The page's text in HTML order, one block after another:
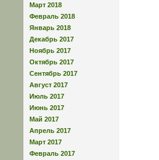
Март 2018
Февраль 2018
Январь 2018
Декабрь 2017
Ноябрь 2017
Октябрь 2017
Сентябрь 2017
Август 2017
Июль 2017
Июнь 2017
Май 2017
Апрель 2017
Март 2017
Февраль 2017